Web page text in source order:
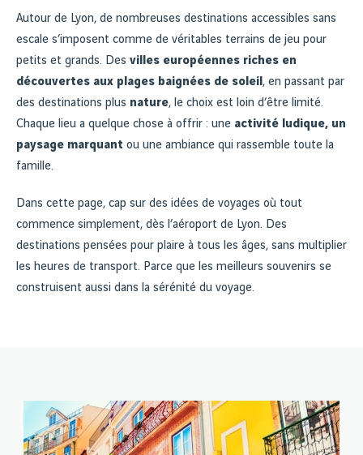
Autour de Lyon, de nombreuses destinations accessibles sans
escale s’imposent comme de véritables terrains de jeu pour
petits et grands. Des villes européennes riches en
découvertes aux plages baignées de soleil , en passant par
des destinations plus nature, le choix est loin d’être limité.
Chaque lieu a quelque chose à offrir : une activité ludique, un
paysage marquant ou une ambiance qui rassemble toute la
famille.
Dans cette page, cap sur des idées de voyages où tout
commence simplement, dès l’aéroport de Lyon. Des
destinations pensées pour plaire à tous les âges, sans multiplier
les heures de transport. Parce que les meilleurs souvenirs se
construisent aussi dans la sérénité du voyage.